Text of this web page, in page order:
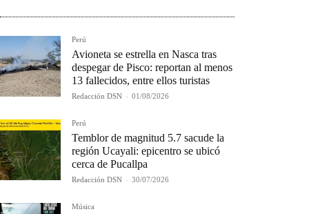
Perú
Avioneta se estrella en Nasca tras
despegar de Pisco: reportan al menos
13 fallecidos, entre ellos turistas
Redacción DSN - 01/08/2026
Perú
Temblor de magnitud 5.7 sacude la
región Ucayali: epicentro se ubicó
cerca de Pucallpa
Redacción DSN - 30/07/2026
Música